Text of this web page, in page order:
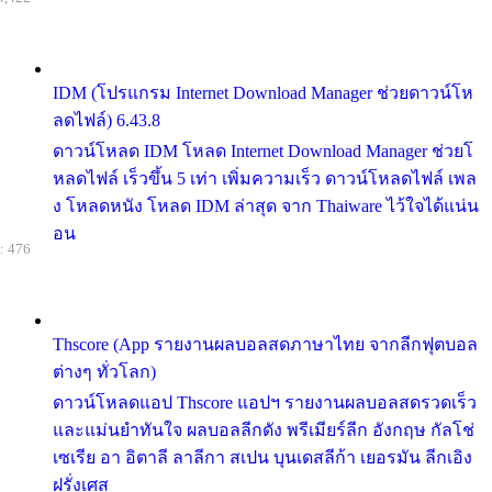
IDM (โปรแกรม Internet Download Manager ช่วยดาวน์โห
ลดไฟล์) 6.43.8
ดาวน์โหลด IDM โหลด Internet Download Manager ช่วยโ
หลดไฟล์ เร็วขึ้น 5 เท่า เพิ่มความเร็ว ดาวน์โหลดไฟล์ เพล
ง โหลดหนัง โหลด IDM ล่าสุด จาก Thaiware ไว้ใจได้แน่น
อน
Thscore (App รายงานผลบอลสดภาษาไทย จากลีกฟุตบอล
ต่างๆ ทั่วโลก)
ดาวน์โหลดแอป Thscore แอปฯ รายงานผลบอลสดรวดเร็ว
และแม่นยำทันใจ ผลบอลลีกดัง พรีเมียร์ลีก อังกฤษ กัลโช่
เซเรีย อา อิตาลี ลาลีกา สเปน บุนเดสลีก้า เยอรมัน ลีกเอิง
ฝรั่งเศส
476